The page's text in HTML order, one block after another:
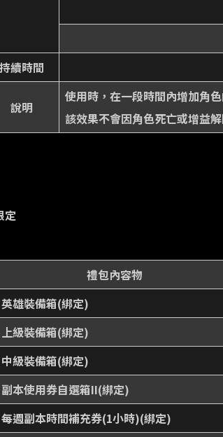
持續時間
說明
使用時，在一段時間內增加角
該效果不會因角色死亡或增益
定
禮包內容物
英雄裝備箱(綁定)
上級裝備箱(綁定)
中級裝備箱(綁定)
副本使用券自選箱II(綁定)
每週副本時間補充券(1小時)(綁定)